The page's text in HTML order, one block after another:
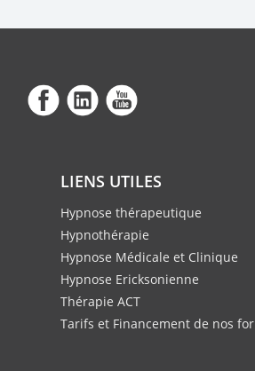
LIENS UTILES
Hypnose thérapeutique
Hypnothérapie
Hypnose Médicale et Clinique
Hypnose Ericksonienne
Thérapie ACT
Tarifs et Financement de nos